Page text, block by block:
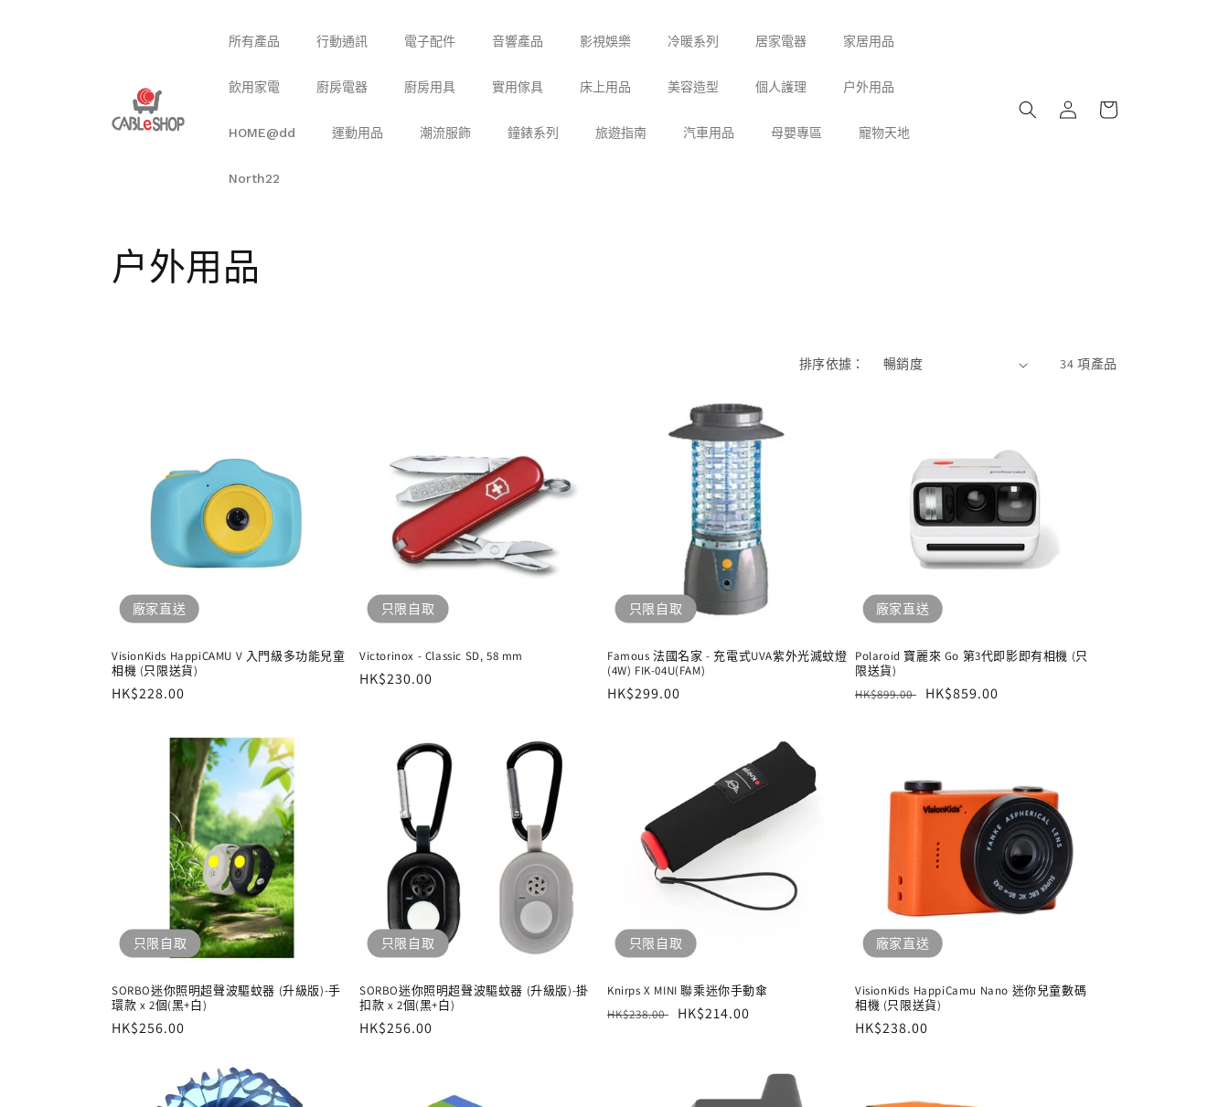
所有產品 行動通訊 電子配件 音響產品 影視娛樂 冷暖系列 居家電器 家居用品
飲用家電 廚房電器 廚房用具 實用傢具 床上用品 美容造型 個人護理 户外用品
HOME@dd 運動用品 潮流服飾 鐘錶系列 旅遊指南 汽車用品 母嬰專區 寵物天地
North22
登
入
物
商
户外用品
排序依據： 34 項產品
廠家直送
VisionKids HappiCAMU V 入門級多功能兒童
相機 (只限送貨)
定
HK$228.00
只限自取
Victorinox - Classic SD, 58 mm
定
HK$230.00
只限自取
Famous 法國名家 - 充電式UVA紫外光滅蚊燈
(4W) FIK-04U(FAM)
定
HK$299.00
廠家直送
Polaroid 寶麗來 Go 第3代即影即有相機 (只
限送貨)
定
HK$899.00
售
HK$859.00
只限自取
SORBO迷你照明超聲波驅蚊器 (升級版)-手
環款 x 2個(黑+白)
定
HK$256.00
只限自取
SORBO迷你照明超聲波驅蚊器 (升級版)-掛
扣款 x 2個(黑+白)
定
HK$256.00
只限自取
Knirps X MINI 聯乘迷你手動傘
定
HK$238.00
售
HK$214.00
廠家直送
VisionKids HappiCamu Nano 迷你兒童數碼
相機 (只限送貨)
定
HK$238.00